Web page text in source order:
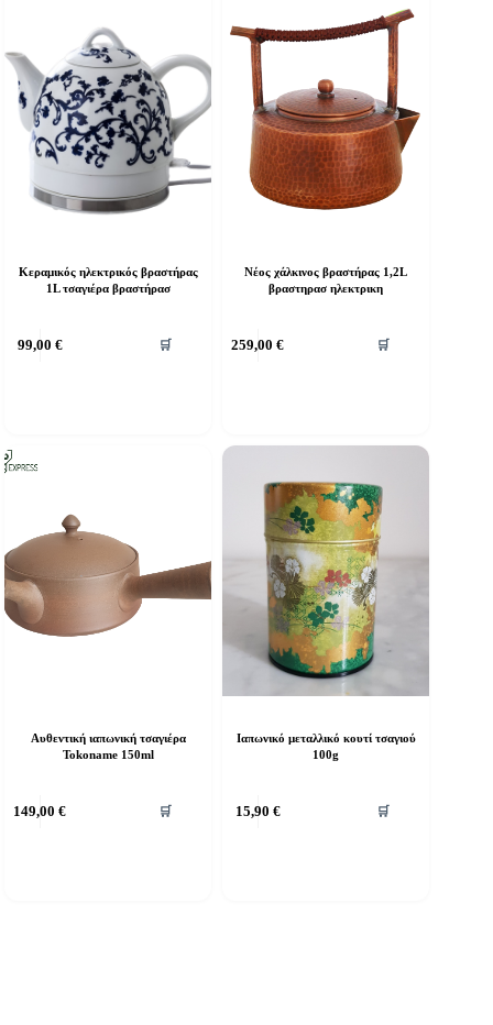
Κεραμικός ηλεκτρικός βραστήρας
1L τσαγιέρα βραστήρασ
99,00 € 🛒
Νέος χάλκινος βραστήρας 1,2L
βραστηρασ ηλεκτρικη
259,00€ 🛒
Αυθεντική ιαπωνική τσαγιέρα
Tokoname 150ml
149,00€ 🛒
Ιαπωνικό μεταλλικό κουτί τσαγιού
100g
15,90 € 🛒